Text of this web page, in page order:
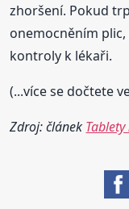
zhoršení. Pokud
onemocněním
kontroly k lékaři.
(...více se dočtete
Zdroj: článek